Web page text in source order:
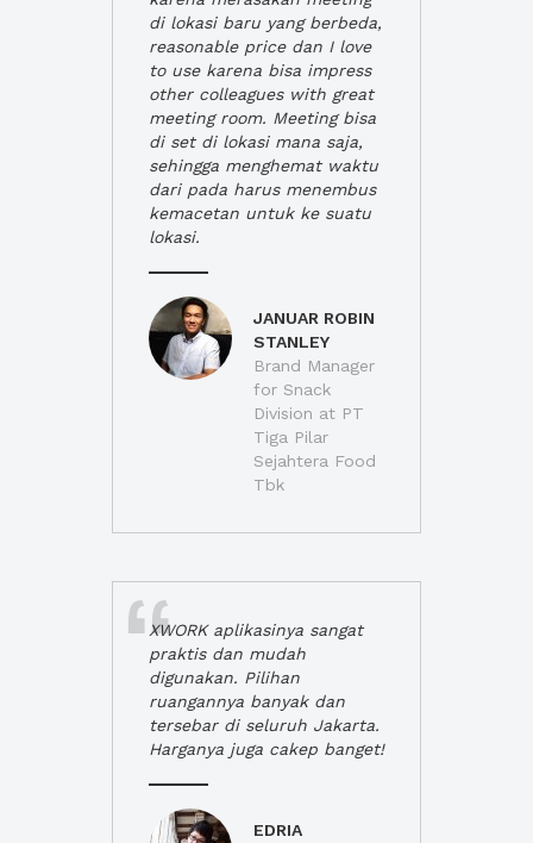
di lokasi baru yang berbeda,
reasonable price dan I love
to use karena bisa impress
other colleagues with great
meeting room. Meeting bisa
di set di lokasi mana saja,
sehingga menghemat waktu
dari pada harus menembus
kemacetan untuk ke suatu
lokasi.
JANUAR ROBIN
STANLEY
Brand Manager
for Snack
Division at PT
Tiga Pilar
Sejahtera Food
Tbk
XWORK aplikasinya sangat
praktis dan mudah
digunakan. Pilihan
ruangannya banyak dan
tersebar di seluruh Jakarta.
Harganya juga cakep banget!
EDRIA